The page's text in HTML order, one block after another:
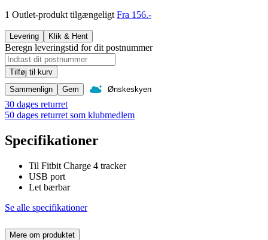
1 Outlet-produkt tilgængeligt Fra 156.-
Levering Klik & Hent
Beregn leveringstid for dit postnummer
Tilføj til kurv
Sammenlign
Gem Ønskeskyen
30 dages returret
50 dages returret som klubmedlem
Specifikationer
Til Fitbit Charge 4 tracker
USB port
Let bærbar
Se alle specifikationer
Mere om produktet